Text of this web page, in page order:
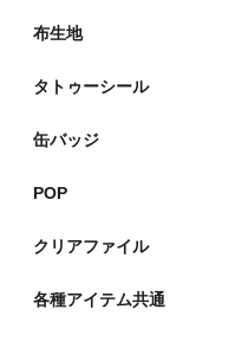
布生地
タトゥーシール
缶バッジ
POP
クリアファイル
各種アイテム共通